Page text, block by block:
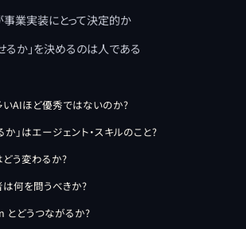
業実装にとって決定的か
るか」を決めるのは人である
AIほど優秀ではないのか?
か」はエージェント・スキルのこと?
う変わるか?
何を問うべきか?
とどうつながるか?